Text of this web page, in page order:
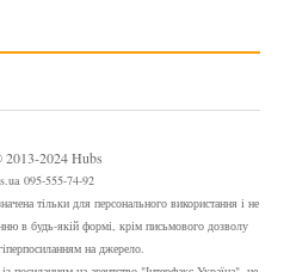
2024 Hubs
095-555-74-92
тільки для персонального використання і не
в будь-якій формі, крім письмового дозволу
на джерело.